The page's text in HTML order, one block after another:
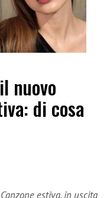
nuovo
di cosa
estiva, in uscita